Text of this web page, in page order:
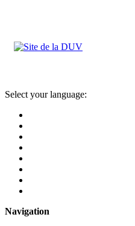
Select your language:
Navigation